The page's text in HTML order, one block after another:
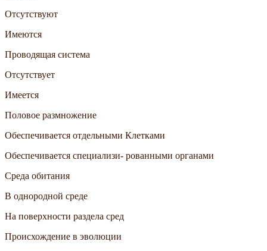
Отсутствуют
Имеются
Проводящая система
Отсутствует
Имеется
Половое размножение
Обеспечивается отдельными Клетками
Обеспечивается специализи- рованными органами
Среда обитания
В однородной среде
На поверхности раздела сред
Происхождение в эволюции